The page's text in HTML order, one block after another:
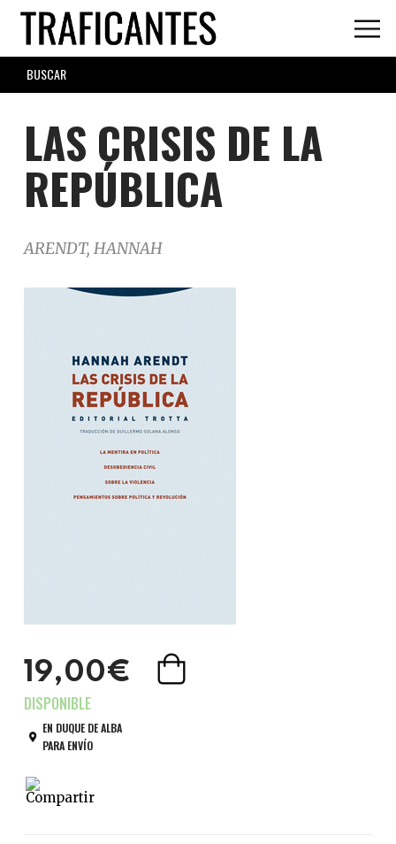
Skip
main
content
SEARCH
FORM
LAS CRISIS DE LA
REPÚBLICA
ARENDT, HANNAH
19,00€
EN DUQUE DE ALBA
PARA ENVÍO